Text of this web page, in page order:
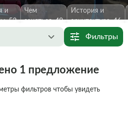
и
52
Чем
заняться 49
История и
архитектура 46
Фильтры
1 предложение
фильтров чтобы увидеть